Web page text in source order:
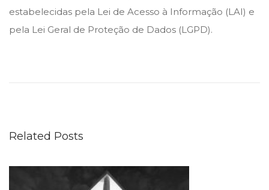
estabelecidas pela Lei de Acesso à Informação (LAI) e
pela Lei Geral de Proteção de Dados (LGPD).
e
Related Posts